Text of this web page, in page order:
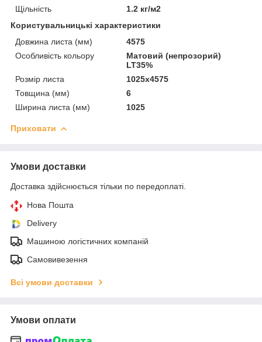
Щільність
1.2 кг/м2
Користувальницькі характеристики
Довжина листа (мм)
4575
Особливість кольору
Матовий (непрозорий)
LT35%
Розмір листа
1025х4575
Товщина (мм)
6
Ширина листа (мм)
1025
Приховати
Умови доставки
Доставка здійснюється тільки по передоплаті.
Нова Пошта
Delivery
Машиною логістичних компаній
Самовивезення
Всі умови доставки
Умови оплати